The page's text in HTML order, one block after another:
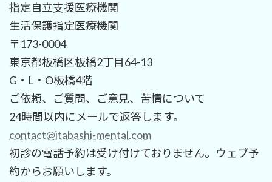
指定自立支援医療機関
生活保護指定医療機関
〒173-0004
東京都板橋区板橋2丁目64-13
G・L・O板橋4階
ご依頼、ご質問、ご意見、苦情について
24時間以内にメールで返答します。
contact@itabashi-mental.com
初診の電話予約は受け付けておりません。ウェブ予
約からお願いします。